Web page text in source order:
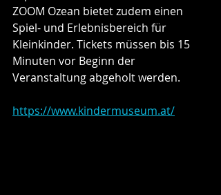
ZOOM Ozean bietet zudem einen
Spiel- und Erlebnisbereich für
Kleinkinder. Tickets müssen bis 15
Minuten vor Beginn der
Veranstaltung abgeholt werden.
https://www.kindermuseum.at/